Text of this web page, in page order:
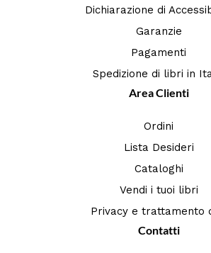
Dichiarazione di
Garanzie
Pagamenti
Spedizione di libri in
Area Clienti
Ordini
Lista Desideri
Cataloghi
Vendi i tuoi libri
Privacy e trattamento
Contatti